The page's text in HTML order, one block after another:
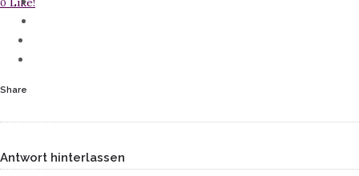
0
Share
Antwort hinterlassen